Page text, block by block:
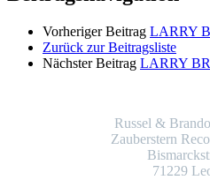
Vorheriger Beitrag LARRY
Zurück zur Beitragsliste
Nächster Beitrag LARRY
Russel &
Zauberstern
71229